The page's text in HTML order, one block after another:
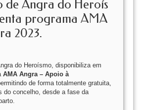
de Angra do Heroís
programa AMA
2023.
do Heroísmo, disponibiliza em
AMA Angra – Apoio à
de forma totalmente gratuita,
do concelho, desde a fase da